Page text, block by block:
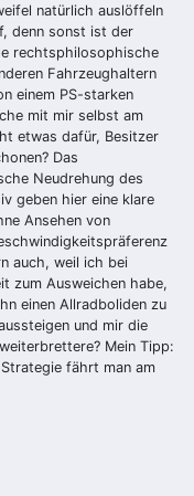
natürlich auslöffeln
denn sonst ist der
rechtsphilosophische
Fahrzeughaltern
einem PS-starken
mit mir selbst am
etwas dafür, Besitzer
Das
Neudrehung des
geben hier eine klare
Ansehen von
auch, weil ich bei
zum Ausweichen habe,
einen Allradboliden zu
und mir die
Mein Tipp:
fährt man am